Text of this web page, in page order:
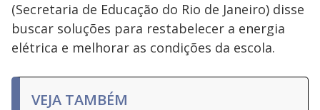
(Secretaria de Educação do Rio de Janeiro) disse
buscar soluções para restabelecer a energia
elétrica e melhorar as condições da escola.
VEJA TAMBÉM